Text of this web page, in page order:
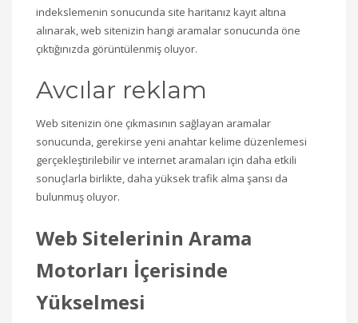
indekslemenin sonucunda site haritanız kayıt altına
alınarak, web sitenizin hangi aramalar sonucunda öne
çıktığınızda görüntülenmiş oluyor.
Avcılar reklam
Web sitenizin öne çıkmasının sağlayan aramalar
sonucunda, gerekirse yeni anahtar kelime düzenlemesi
gerçekleştirilebilir ve internet aramaları için daha etkili
sonuçlarla birlikte, daha yüksek trafik alma şansı da
bulunmuş oluyor.
Web Sitelerinin Arama
Motorları İçerisinde
Yükselmesi